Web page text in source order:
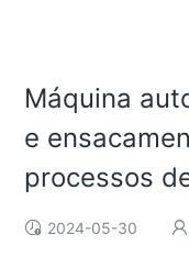
Máquina
e
processos
2024-05-30